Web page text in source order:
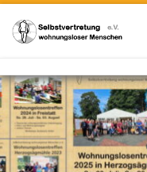
Zum Inhalt springen